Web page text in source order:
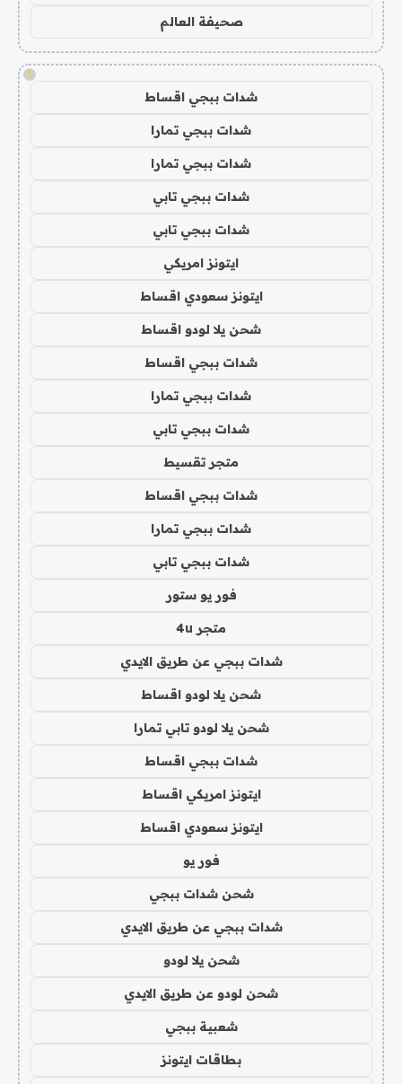
صحيفة العالم
!
شدات ببجي اقساط
شدات ببجي تمارا
شدات ببجي تمارا
شدات ببجي تابي
شدات ببجي تابي
ايتونز امريكي
ايتونز سعودي اقساط
شحن يلا لودو اقساط
شدات ببجي اقساط
شدات ببجي تمارا
شدات ببجي تابي
متجر تقسيط
شدات ببجي اقساط
شدات ببجي تمارا
شدات ببجي تابي
فور يو ستور
متجر 4u
شدات ببجي عن طريق الايدي
شحن يلا لودو اقساط
شحن يلا لودو تابي تمارا
شدات ببجي اقساط
ايتونز امريكي اقساط
ايتونز سعودي اقساط
فور يو
شحن شدات ببجي
شدات ببجي عن طريق الايدي
شحن يلا لودو
شحن لودو عن طريق الايدي
شعبية ببجي
بطاقات ايتونز